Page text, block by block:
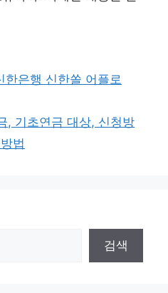
한은행 신한쏠 어플로
, 기초연금 대상, 신청방
법
검색